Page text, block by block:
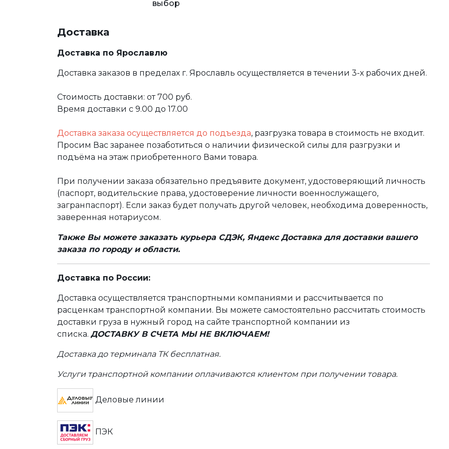
выбор
Доставка
Доставка по Ярославлю
Доставка заказов в пределах г. Ярославль осуществляется в течении 3-х рабочих дней.
Стоимость доставки: от 700 руб.
Время доставки с 9.00 до 17.00
Доставка заказа осуществляется до подъезда, разгрузка товара в стоимость не входит.
Просим Вас заранее позаботиться о наличии физической силы для разгрузки и
подъёма на этаж приобретенного Вами товара.
При получении заказа обязательно предъявите документ, удостоверяющий личность
(паспорт, водительские права, удостоверение личности военнослужащего,
загранпаспорт). Если заказ будет получать другой человек, необходима доверенность,
заверенная нотариусом.
Также Вы можете заказать курьера СДЭК, Яндекс Доставка для доставки вашего
заказа по городу и области.
Доставка по России:
Доставка осуществляется транспортными компаниями и рассчитывается по
расценкам транспортной компании. Вы можете самостоятельно рассчитать стоимость
доставки груза в нужный город на сайте транспортной компании из
списка. ДОСТАВКУ В СЧЕТА МЫ НЕ ВКЛЮЧАЕМ!
Доставка до терминала ТК бесплатная.
Услуги транспортной компании оплачиваются клиентом при получении товара.
Деловые линии
ПЭК